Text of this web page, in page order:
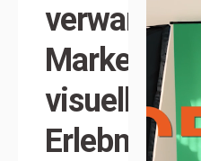
verwandeln
Marken in
visuelle
Erlebnisse,